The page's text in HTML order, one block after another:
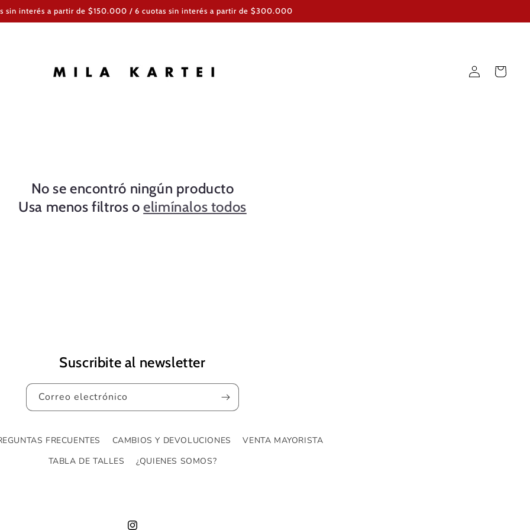
sin interés a partir de $150.000 / 6 cuotas sin interés a partir de $300.000
Iniciar
sesión
Carrito
No se encontró ningún producto
Usa menos filtros oelimínalos todos
Suscribite al newsletter
Correo electrónico
FRECUENTES CAMBIOS Y DEVOLUCIONES
VENTA MAYORISTA
TABLA DE TALLES
¿QUIENES SOMOS?